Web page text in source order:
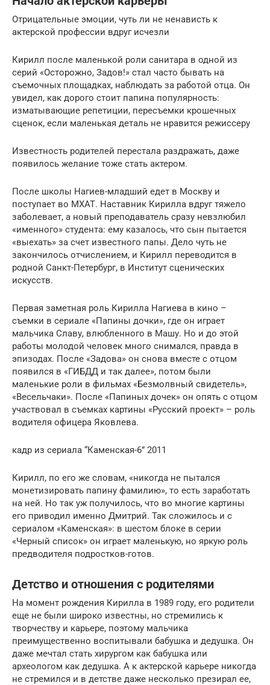
Отрицательные эмоции, чуть ли не ненависть к
актерской профессии вдруг исчезли
Кирилл после маленькой роли санитара в одной из
серий «Осторожно, Задов!» стал часто бывать на
съемочных площадках, наблюдать за работой отца. Он
увидел, как дорого стоит папина популярность:
изматывающие репетиции, пересъемки крошечных
сценок, если маленькая деталь не нравится режиссеру
Известность родителей перестала раздражать, даже
появилось желание тоже стать актером.
После школы Нагиев-младший едет в Москву и
поступает во МХАТ. Наставник Кирилла вдруг тяжело
заболевает, а новый преподаватель сразу невзлюбил
«именного» студента: ему казалось, что сын пытается
«выехать» за счет известного папы. Дело чуть не
закончилось отчислением, и Кирилл переводится в
родной Санкт-Петербург, в Институт сценических
искусств.
Первая заметная роль Кирилла Нагиева в кино –
съемки в сериале «Папины дочки», где он играет
мальчика Славу, влюбленного в Машу. Но и до этой
работы молодой человек много снимался, правда в
эпизодах. После «Задова» он снова вместе с отцом
появился в «ГИБДД и так далее», потом были
маленькие роли в фильмах «Безмолвный свидетель»,
«Весельчаки». После «Папиных дочек» он опять с отцом
участвовал в съемках картины «Русский проект» – роль
водителя офицера Яковлева.
кадр из сериала “Каменская-6” 2011
Кирилл, по его же словам, «никогда не пытался
монетизировать папину фамилию», то есть заработать
на ней. Но так уж получилось, что во многие картины
его приводил именно Дмитрий. Так сложилось и с
сериалом «Каменская»: в шестом блоке в серии
«Черный список» он играет маленькую, но яркую роль
предводителя подростков-готов.
Детство и отношения с родителями
На момент рождения Кирилла в 1989 году, его родители
еще не были широко известны, но стремились к
творчеству и карьере, поэтому мальчика
преимущественно воспитывали бабушка и дедушка. Он
даже мечтал стать хирургом как бабушка или
археологом как дедушка. А к актерской карьере никогда
не стремился и в детстве даже несколько презирал ее,